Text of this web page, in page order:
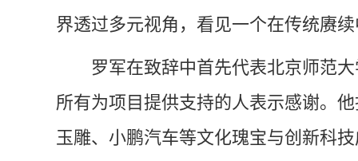
界透过多元视角，看见一个在传统赓
罗军在致辞中首先代表北京师范
所有为项目提供支持的人表示感谢。
玉雕、小鹏汽车等文化瑰宝与创新科